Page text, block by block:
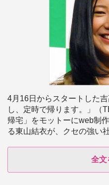
4月16日からスタートした
し、定時で帰ります。」（
帰宅」をモットーにweb制
る東山結衣が、クセの強い
全文